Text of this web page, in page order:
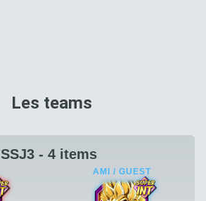
Les teams
SSJ3 - 4 items